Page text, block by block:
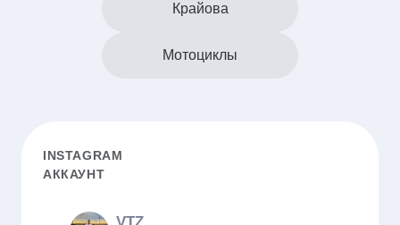
Крайова
Мотоциклы
INSTAGRAM
АККАУНТ